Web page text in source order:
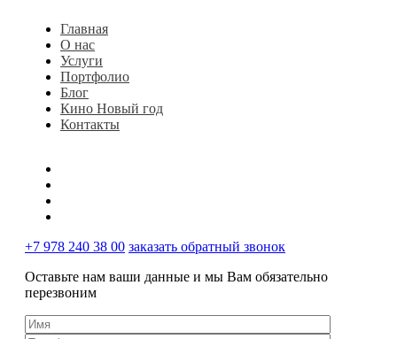
Главная
О нас
Услуги
Портфолио
Блог
Кино Новый год
Контакты
+7 978 240 38 00 заказать обратный звонок
Оставьте нам ваши данные и мы Вам обязательно
перезвоним